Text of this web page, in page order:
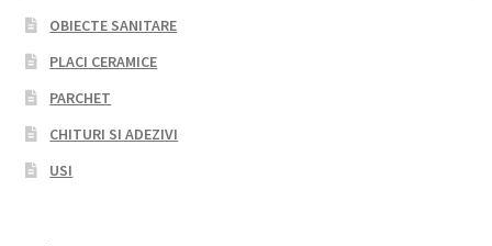
OBIECTE SANITARE
PLACI CERAMICE
PARCHET
CHITURI SI ADEZIVI
USI